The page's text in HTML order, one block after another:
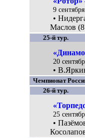
9
•
Маслов
25-й тур.
20
•
Чемпионат
26-й тур.
25
•